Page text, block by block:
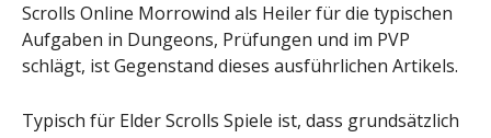
Scrolls Online Morrowind als Heiler für die typischen
Aufgaben in Dungeons, Prüfungen und im PVP
schlägt, ist Gegenstand dieses ausführlichen Artikels.
Typisch für Elder Scrolls Spiele ist, dass grundsätzlich